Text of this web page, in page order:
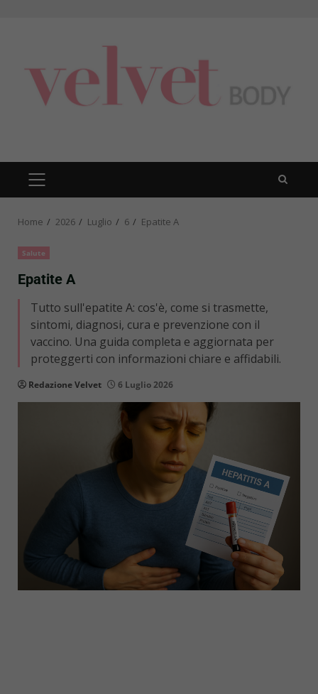
PRIMARY
MENU
Home 2026 Luglio 6 Epatite A
Salute
Epatite A
Tutto sull'epatite A: cos'è, come si trasmette,
sintomi, diagnosi, cura e prevenzione con il
vaccino. Una guida completa e aggiornata per
proteggerti con informazioni chiare e affidabili.
Redazione Velvet 6 Luglio 2026